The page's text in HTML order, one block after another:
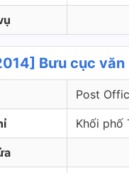
Bưu cục
Post
Khối phố